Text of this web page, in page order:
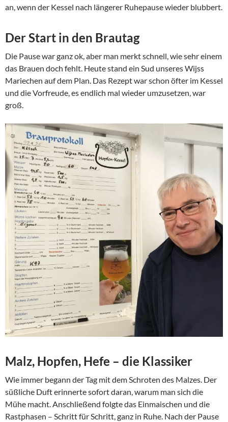
an, wenn der Kessel nach längerer Ruhepause wieder blubbert.
Der Start in den Brautag
Die Pause war ganz ok, aber man merkt schnell, wie sehr einem
das Brauen doch fehlt. Heute stand ein Sud unseres Wijss
Mariechen auf dem Plan. Das Rezept war schon öfter im Kessel
und die Vorfreude, es endlich mal wieder umzusetzen, war
groß.
Malz, Hopfen, Hefe – die Klassiker
Wie immer begann der Tag mit dem Schroten des Malzes. Der
süßliche Duft erinnerte sofort daran, warum man sich die
Mühe macht. Anschließend folgte das Einmaischen und die
Rastphasen – Schritt für Schritt, ganz in Ruhe. Nach der Pause